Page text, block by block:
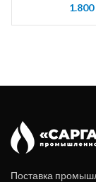
1.800
Поставка